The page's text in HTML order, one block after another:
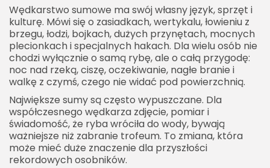
Wędkarstwo sumowe ma swój własny język, sprzęt i
kulturę. Mówi się o zasiadkach, wertykalu, łowieniu z
brzegu, łodzi, bojkach, dużych przynętach, mocnych
plecionkach i specjalnych hakach. Dla wielu osób nie
chodzi wyłącznie o samą rybę, ale o całą przygodę:
noc nad rzeką, ciszę, oczekiwanie, nagłe branie i
walkę z czymś, czego nie widać pod powierzchnią.
Największe sumy są często wypuszczane. Dla
współczesnego wędkarza zdjęcie, pomiar i
świadomość, że ryba wróciła do wody, bywają
ważniejsze niż zabranie trofeum. To zmiana, która
może mieć duże znaczenie dla przyszłości
rekordowych osobników.